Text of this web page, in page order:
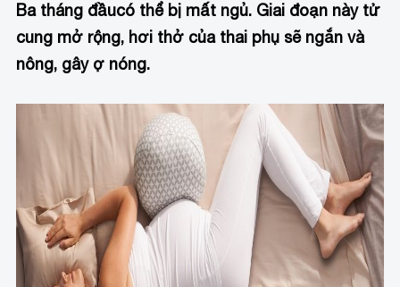
Ba tháng đầucó thể bị mất ngủ. Giai đoạn này tử
cung mở rộng, hơi thở của thai phụ sẽ ngắn và
nông, gây ợ nóng.